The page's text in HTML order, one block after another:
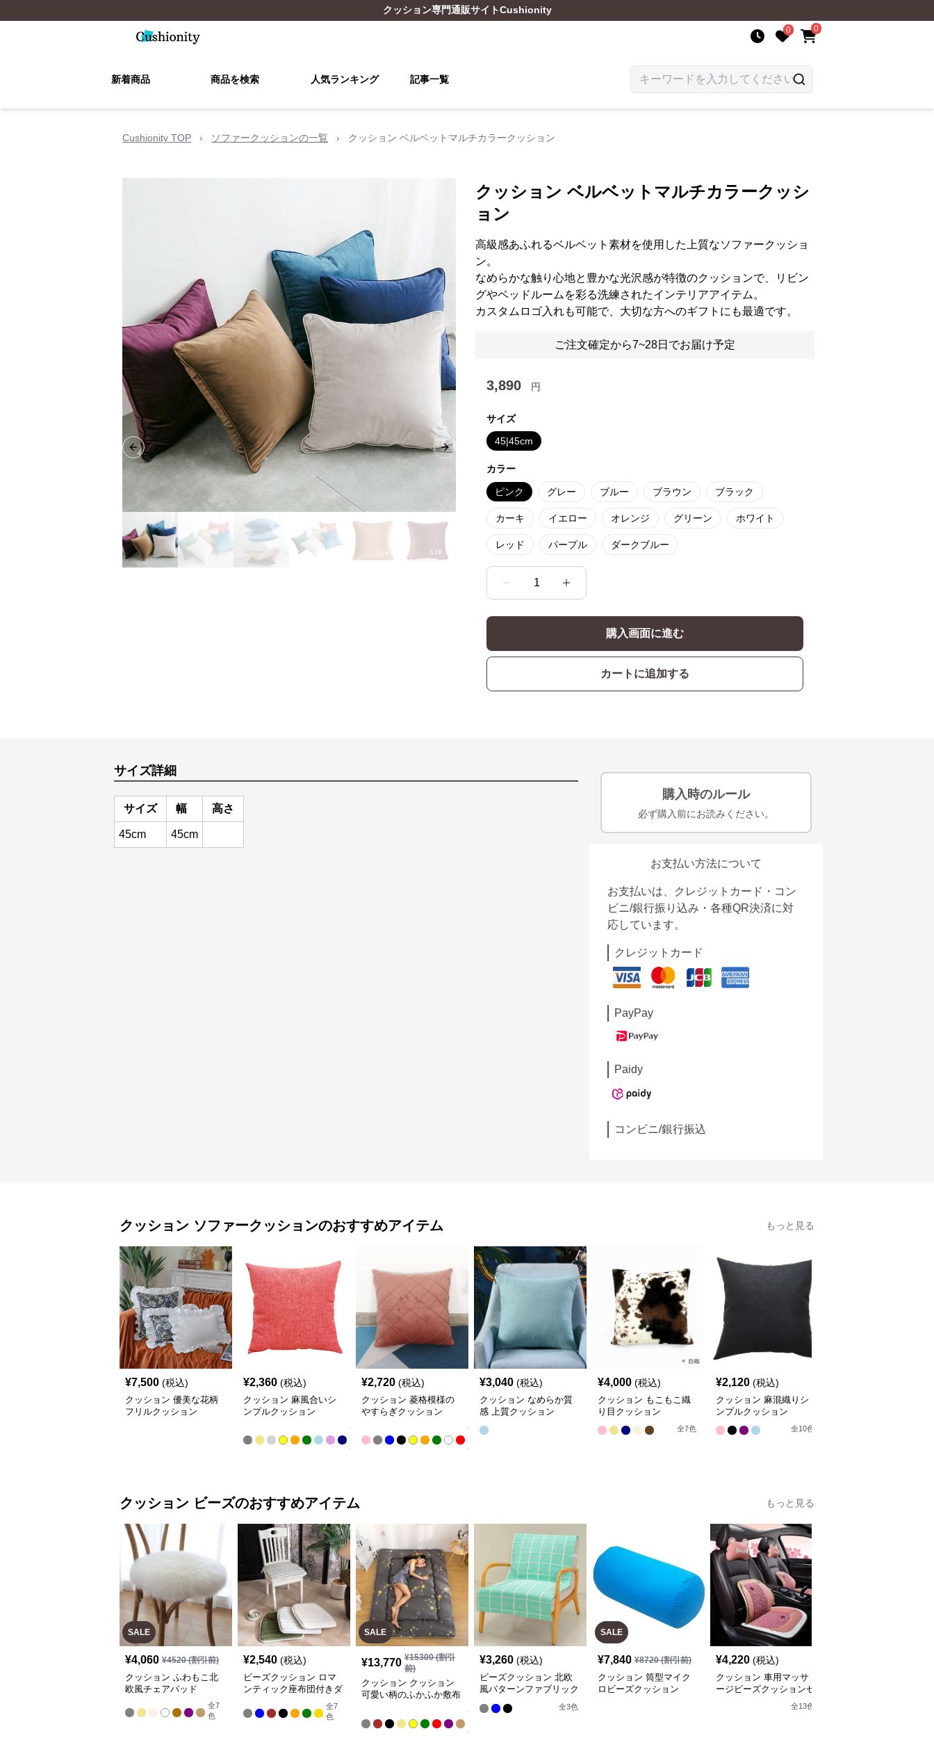
クッション専門通販サイトCushionity
0 0
新着商品 商品を検索 人気ランキング 記事一覧
Cushionity TOP › ソファークッションの一覧 › クッション ベルベットマルチカラークッション
Previous slide Next slide
クッション ベルベットマルチカラークッシ
ョン
高級感あふれるベルベット素材を使用した上質なソファークッショ
ン。
なめらかな触り心地と豊かな光沢感が特徴のクッションで、リビン
グやベッドルームを彩る洗練されたインテリアアイテム。
カスタムロゴ入れも可能で、大切な方へのギフトにも最適です。
ご注文確定から7~28日でお届け予定
3,890 円
サイズ
45|45cm
カラー
ピンク グレー ブルー ブラウン ブラック
カーキ イエロー オレンジ グリーン ホワイト
レッド パープル ダークブルー
1
購入画面に進む
カートに追加する
サイズ詳細
サイズ 幅 高さ
45cm 45cm
購入時のルール
必ず購入前にお読みください。
お支払い方法について
お支払いは、クレジットカード・コン
ビニ/銀行振り込み・各種QR決済に対
応しています。
クレジットカード
PayPay
Paidy
コンビニ/銀行振込
クッション ソファークッションのおすすめアイテム もっと見る
¥7,500 (税込)
クッション 優美な花柄
フリルクッション
¥2,360 (税込)
クッション 麻風合いシ
ンプルクッション
全
22
色
¥2,720 (税込)
クッション 菱格模様の
やすらぎクッション
全
色
¥3,040 (税込)
クッション なめらか質
感 上質クッション
¥4,000 (税込)
クッション もこもこ織
り目クッション
全7色
¥2,120 (税込)
クッション 麻混織りシ
ンプルクッション
全10色
クッション ビーズのおすすめアイテム もっと見る
SALE
¥4,060 ¥4520(割引前)
クッション ふわもこ北
欧風チェアパッド
全7
色
¥2,540 (税込)
ビーズクッション ロマ
ンティック座布団付きダ
全7
色
SALE
¥13,770 ¥15300(割引
前)
クッション クッション
可愛い柄のふかふか敷布
全
色
¥3,260 (税込)
ビーズクッション 北欧
風パターンファブリック
全3色
SALE
¥7,840 ¥8720(割引前)
クッション 筒型マイク
ロビーズクッション
¥4,220 (税込)
クッション 車用マッサ
ージビーズクッションセ
全13色